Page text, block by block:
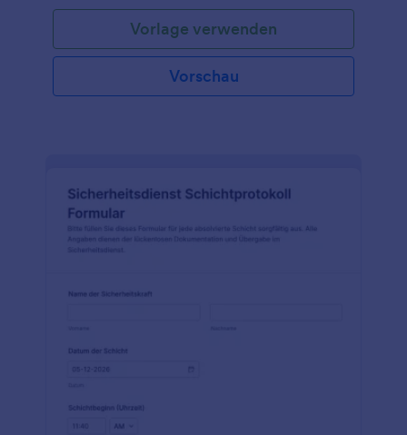
verwenden Sie dieses kostenlose Formular zur
Inspektion von Rauchmeldern, um die Rauchmelder
und Sicherheitseinrichtungen eines Gebäudes zu
überprüfen! Nachdem Sie das Formular ausgefüllt
haben, können Sie die Antworten in Ihrem Jotform-
können Sie eine unbegrenzte Anzahl von Anhängen
hinzufügen und mit über 100
Drittanbieteranwendungen wie Dropbox und Google
Drive integrieren.
Vorlage verwenden
Vorschau